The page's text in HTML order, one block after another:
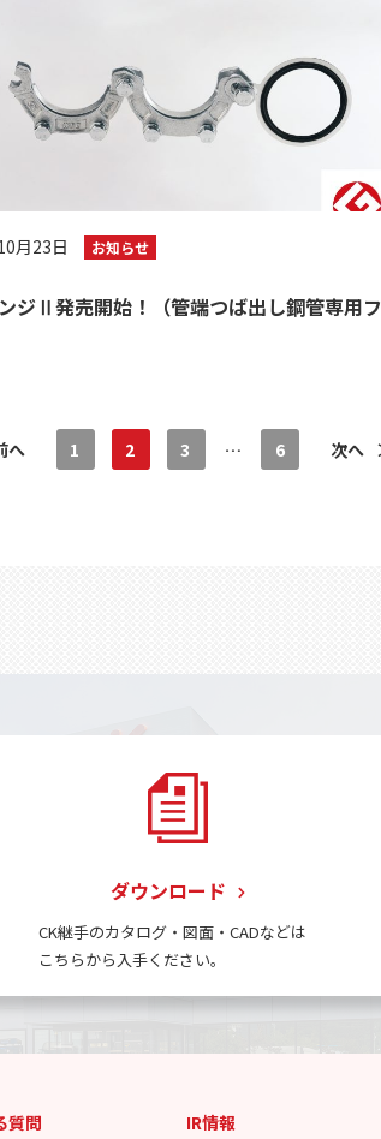
月23日 お知らせ
ジⅡ発売開始！（管端つば出し鋼管専用
へ 1 2 3 … 6 次へ
ダウンロード
CK継手のカタログ・図面・CADなどは
こちらから入手ください。
質問 IR情報